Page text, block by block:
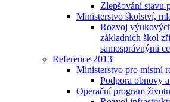
Zlepšování stavu
Ministerstvo školství,
Rozvoj
základních škol
samosprávnými
Reference 2013
Ministerstvo pro místní
Podpora obnovy
Operační program